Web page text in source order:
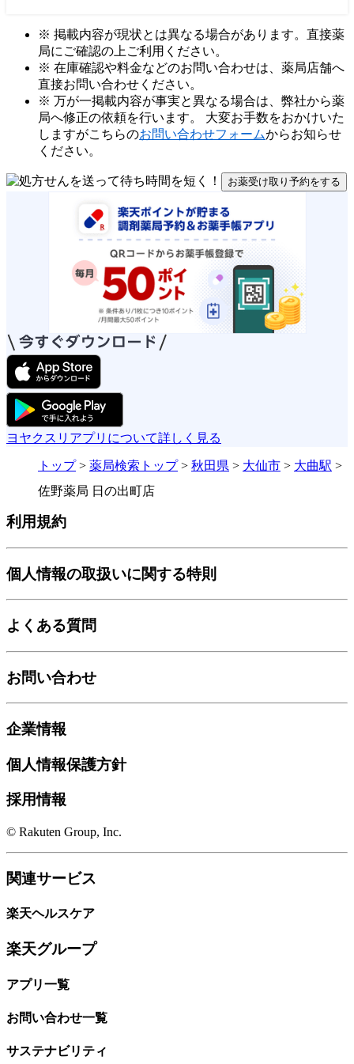
※ 掲載内容が現状とは異なる場合があります。直接薬
局にご確認の上ご利用ください。
※ 在庫確認や料金などのお問い合わせは、薬局店舗へ
直接お問い合わせください。
※ 万が一掲載内容が事実と異なる場合は、弊社から薬
局へ修正の依頼を行います。 大変お手数をおかけいた
しますがこちらのお問い合わせフォームからお知らせ
ください。
お薬受け取り予約をする
ヨヤクスリアプリについて詳しく見る
トップ> 薬局検索トップ> 秋田県 > 大仙市 > 大曲駅 >
佐野薬局 日の出町店
利用規約
個人情報の取扱いに関する特則
よくある質問
お問い合わせ
企業情報
個人情報保護方針
採用情報
© Rakuten Group, Inc.
関連サービス
楽天ヘルスケア
楽天グループ
アプリ一覧
お問い合わせ一覧
サステナビリティ